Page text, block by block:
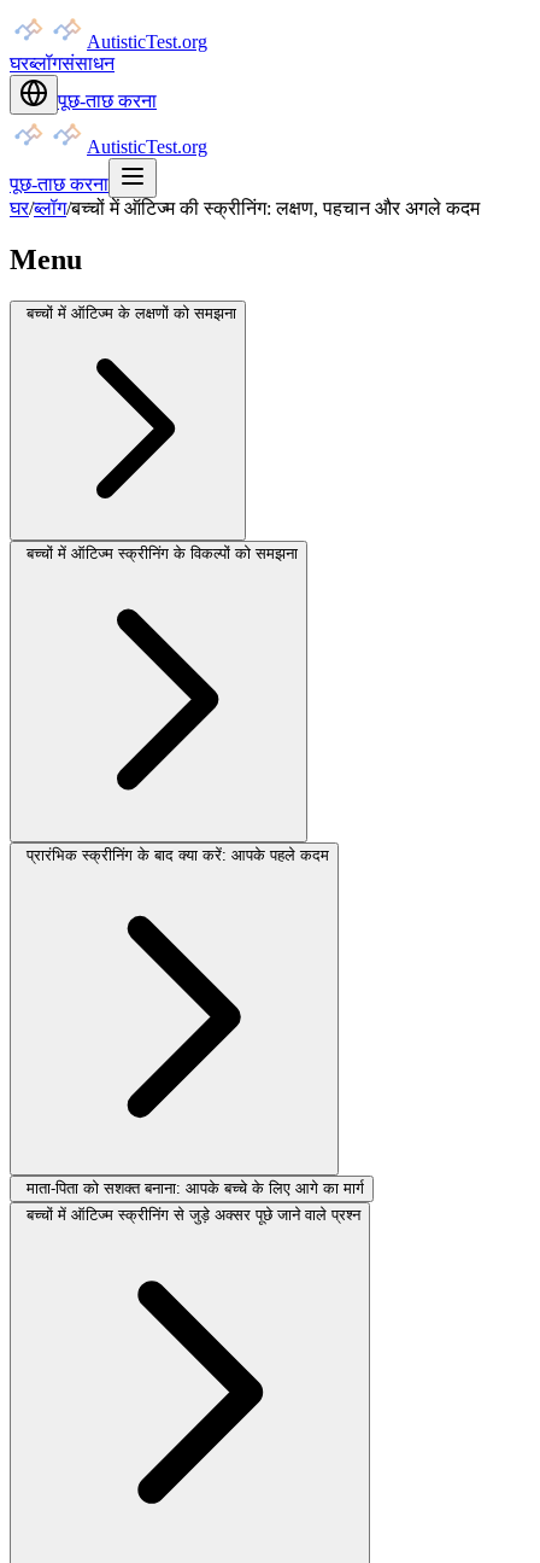
AutisticTest.org
घरब्लॉगसंसाधन
पूछ-ताछ करना
AutisticTest.org
पूछ-ताछ करना
घर/ब्लॉग/बच्चों में ऑटिज्म की स्क्रीनिंग: लक्षण, पहचान और अगले कदम
Menu
बच्चों में ऑटिज्म के लक्षणों को समझना
बच्चों में ऑटिज्म स्क्रीनिंग के विकल्पों को समझना
प्रारंभिक स्क्रीनिंग के बाद क्या करें: आपके पहले कदम
माता-पिता को सशक्त बनाना: आपके बच्चे के लिए आगे का मार्ग
बच्चों में ऑटिज्म स्क्रीनिंग से जुड़े अक्सर पूछे जाने वाले प्रश्न